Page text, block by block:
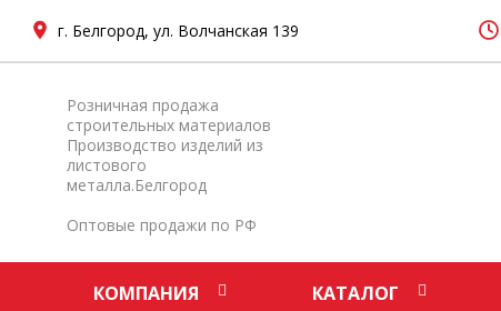
г. Белгород, ул. Волчанская 139
Розничная продажа
строительных материалов
Производство изделий из
листового
металла.Белгород
Оптовые продажи по РФ
КОМПАНИЯ КАТАЛОГ